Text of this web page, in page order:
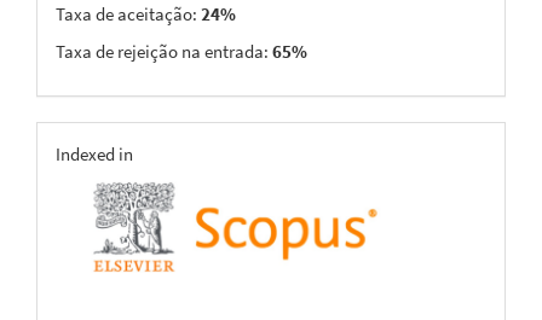
Taxa de aceitação: 24%
Taxa de rejeição na entrada: 65%
indexing
Indexed in